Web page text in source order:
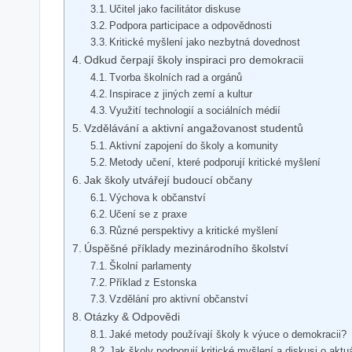
Učitel jako facilitátor diskuse
Podpora participace a odpovědnosti
Kritické myšlení jako nezbytná dovednost
Odkud čerpají školy inspiraci pro demokracii
Tvorba školních rad a orgánů
Inspirace z jiných zemí a kultur
Využití technologií a sociálních médií
Vzdělávání a aktivní angažovanost studentů
Aktivní zapojení do školy a komunity
Metody učení, které podporují kritické myšlení
Jak školy utvářejí budoucí občany
Výchova k občanství
Učení se z praxe
Různé perspektivy a kritické myšlení
Úspěšné příklady mezinárodního školství
Školní parlamenty
Příklad z Estonska
Vzdělání pro aktivní občanství
Otázky & Odpovědi
Jaké metody používají školy k výuce o demokracii?